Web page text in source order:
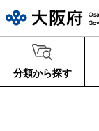
分類から探す